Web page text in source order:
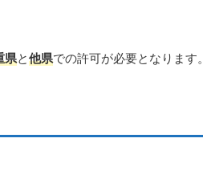
県と他県での許可が必要となります。